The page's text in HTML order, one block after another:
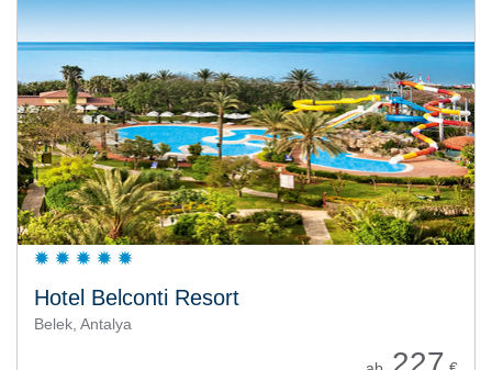
Hotel Belconti Resort
Belek, Antalya
227